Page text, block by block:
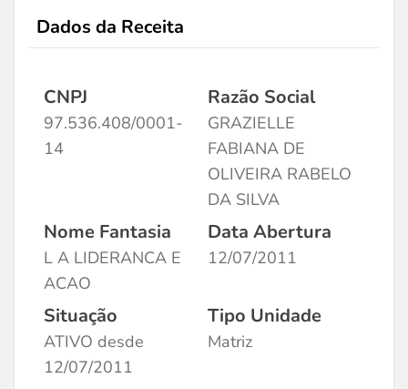
Dados da Receita
CNPJ
97.536.408/0001-
14
Razão Social
GRAZIELLE
FABIANA DE
OLIVEIRA RABELO
DA SILVA
Nome Fantasia
L A LIDERANCA E
ACAO
Data Abertura
12/07/2011
Situação
ATIVO desde
12/07/2011
Tipo Unidade
Matriz